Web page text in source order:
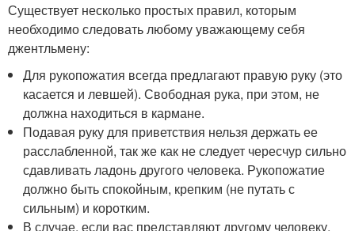
Существует несколько простых правил, которым
необходимо следовать любому уважающему себя
джентльмену:
Для рукопожатия всегда предлагают правую руку (это
касается и левшей). Свободная рука, при этом, не
должна находиться в кармане.
Подавая руку для приветствия нельзя держать ее
расслабленной, так же как не следует чересчур сильно
сдавливать ладонь другого человека. Рукопожатие
должно быть спокойным, крепким (не путать с
сильным) и коротким.
В случае, если вас представляют другому человеку,